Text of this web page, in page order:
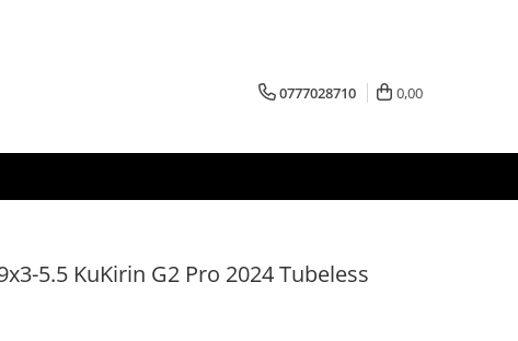
0777028710 0,00
5.5 KuKirin G2 Pro 2024 Tubeless